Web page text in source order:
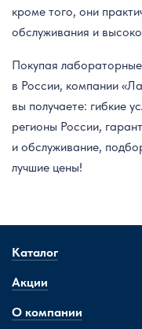
кроме того, они
обслуживания и
Покупая
в России, компании
вы получаете: гибкие
регионы России,
и обслуживание,
лучшие цены!
Каталог
Акции
О компании